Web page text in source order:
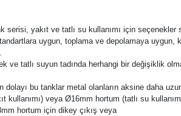
serisi, yakıt ve tatlı su kullanımı için seçenekler
uygun, toplama ve depolamaya uygun,
ve tatlı suyun tadında herhangi bir değişiklik
dolayı bu tanklar metal olanların aksine daha
kullanımı) veya Ø16mm hortum (tatlı su
hortum için dikey çıkış veya